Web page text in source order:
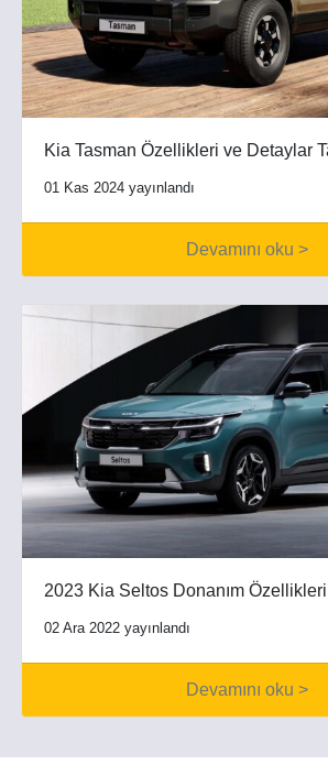
Kia Tasman Özellikleri ve Detaylar
01 Kas 2024 yayınlandı
Devamını oku >
2023 Kia Seltos Donanım Özellikleri
02 Ara 2022 yayınlandı
Devamını oku >